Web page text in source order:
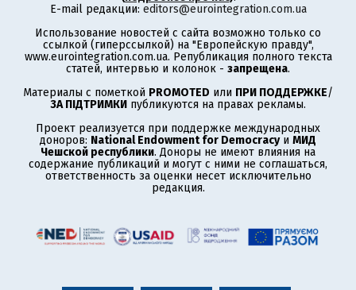
E-mail редакции: editors@eurointegration.com.ua
Использование новостей с сайта возможно только со
ссылкой (гиперссылкой) на "Европейскую правду",
www.eurointegration.com.ua. Републикация полного текста
статей, интервью и колонок - запрещена.
Материалы с пометкой PROMOTED или ПРИ ПОДДЕРЖКЕ/
ЗА ПІДТРИМКИ публикуются на правах рекламы.
Проект реализуется при поддержке международных
доноров: National Endowment for Democracyи МИД
Чешской республики. Доноры не имеют влияния на
содержание публикаций и могут с ними не соглашаться,
ответственность за оценки несет исключительно
редакция.